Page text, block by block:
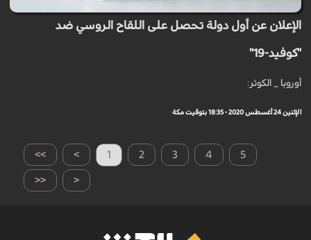
الإعلان عن أول دولة تحصل على اللقاح الروسي ضد
"كوفيد-19"
أوروبا _ الكوثر:
الإثنين 24 أغسطس 2020 - 18:35 بتوقيت مكة
>> > 1 2 3 4 5
<
<<